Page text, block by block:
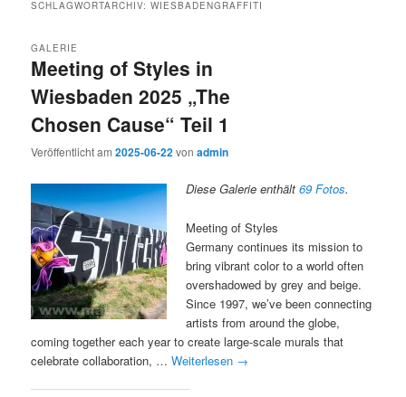
SCHLAGWORTARCHIV:WIESBADENGRAFFITI
Meeting of Styles in
Wiesbaden 2025 „The
Chosen Cause“ Teil 1
GALERIE
Veröffentlicht am2025-06-22vonadmin
Diese Galerie enthält69 Fotos.
Meeting of Styles
Germany continues its mission to
bring vibrant color to a world often
overshadowed by grey and beige.
Since 1997, we’ve been connecting
artists from around the globe,
coming together each year to create large-scale murals that
celebrate collaboration, …Weiterlesen →